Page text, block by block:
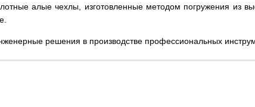
алые чехлы, изготовленные методом погружения из
решения в производстве профессиональных